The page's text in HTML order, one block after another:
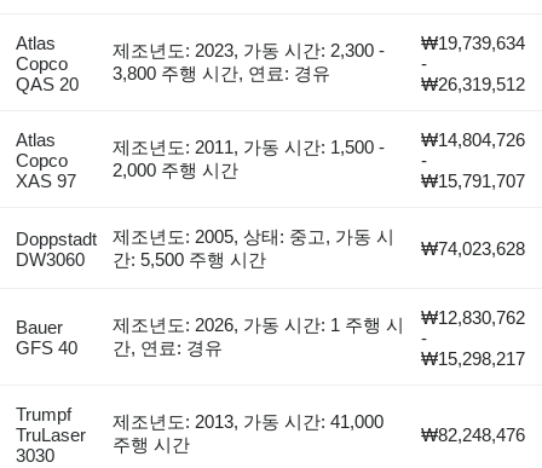
Atlas
Copco
QAS 20
제조년도: 2023, 가동 시간: 2,300 -
3,800 주행 시간, 연료: 경유
₩19,739,634
-
₩26,319,512
Atlas
Copco
XAS 97
제조년도: 2011, 가동 시간: 1,500 -
2,000 주행 시간
₩14,804,726
-
₩15,791,707
Doppstadt
DW3060
제조년도: 2005, 상태: 중고, 가동 시
간: 5,500 주행 시간
₩74,023,628
Bauer
GFS 40
제조년도: 2026, 가동 시간: 1 주행 시
간, 연료: 경유
₩12,830,762
-
₩15,298,217
Trumpf
TruLaser
3030
제조년도: 2013, 가동 시간: 41,000
주행 시간
₩82,248,476